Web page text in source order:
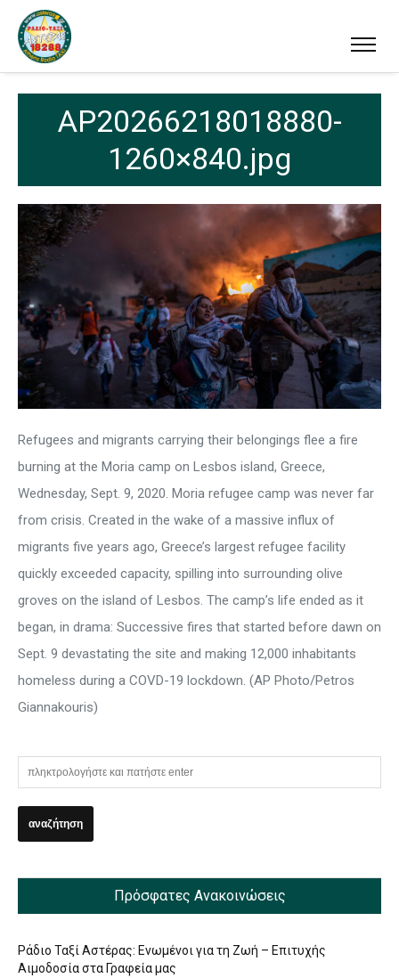
AP20266218018880-
1260×840.jpg
Refugees and migrants carrying their belongings flee a fire
burning at the Moria camp on Lesbos island, Greece,
Wednesday, Sept. 9, 2020. Moria refugee camp was never far
from crisis. Created in the wake of a massive influx of
migrants five years ago, Greece’s largest refugee facility
quickly exceeded capacity, spilling into surrounding olive
groves on the island of Lesbos. The camp’s life ended as it
began, in drama: Successive fires that started before dawn on
Sept. 9 devastating the site and making 12,000 inhabitants
homeless during a COVD-19 lockdown. (AP Photo/Petros
Giannakouris)
Πρόσφατες Ανακοινώσεις
Ράδιο Ταξί Αστέρας: Ενωμένοι για τη Ζωή – Επιτυχής
Αιμοδοσία στα Γραφεία μας